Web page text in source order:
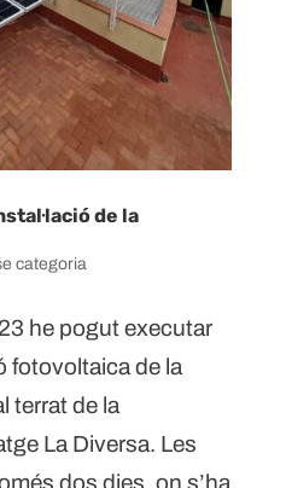
de la
categoria
he pogut executar
fotovoltaica de la
terrat de la
La Diversa. Les